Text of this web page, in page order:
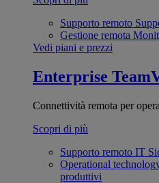
Supporto remoto
Gestione remota
Vedi piani e prezzi
Enterprise
Connettività remota per
Scopri di più
Supporto remoto IT
Operational
produttivi